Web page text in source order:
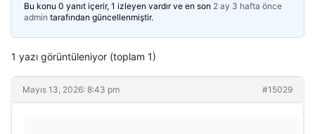
Bu konu 0 yanıt içerir, 1 izleyen vardır ve en son 2 ay 3 hafta önce
admin tarafından güncellenmiştir.
1 yazı görüntüleniyor (toplam 1)
Mayıs 13, 2026: 8:43 pm #15029